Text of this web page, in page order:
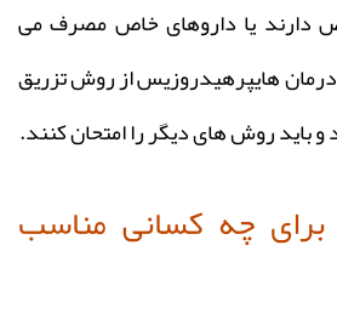
دارند یا داروهای خاص مصرف می
هایپرهیدروزیس از روش تزریق
و باید روش های دیگر را امتحان کنند.
برای چه کسانی مناسب